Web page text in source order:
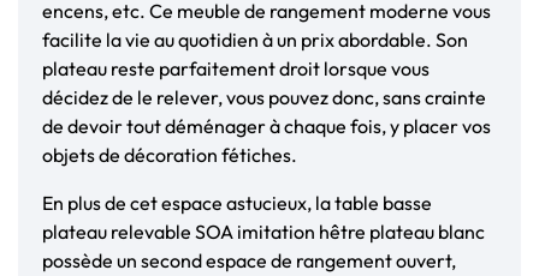
encens, etc. Ce meuble de rangement moderne vous
facilite la vie au quotidien à un prix abordable. Son
plateau reste parfaitement droit lorsque vous
décidez de le relever, vous pouvez donc, sans crainte
de devoir tout déménager à chaque fois, y placer vos
objets de décoration fétiches.
En plus de cet espace astucieux, la table basse
plateau relevable SOA imitation hêtre plateau blanc
possède un second espace de rangement ouvert,